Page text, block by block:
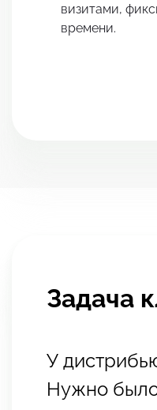
визитами,
времени.
Задача
У
Нужно было